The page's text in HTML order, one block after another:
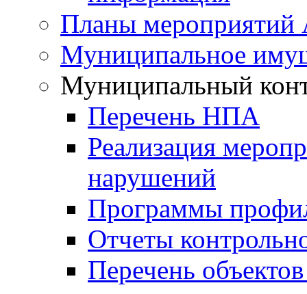
Планы мероприятий
Муниципальное
Муниципальный
Перечень НПА
Реализация
нарушений
Программы
Отчеты
Перечень